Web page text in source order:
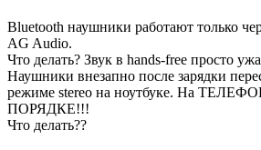
Bluetooth наушники работают только
AG Audio.
Что делать? Звук в hands-free просто
Наушники внезапно после зарядки
режиме stereo на ноутбуке. На
ПОРЯДКЕ!!!
Что делать??